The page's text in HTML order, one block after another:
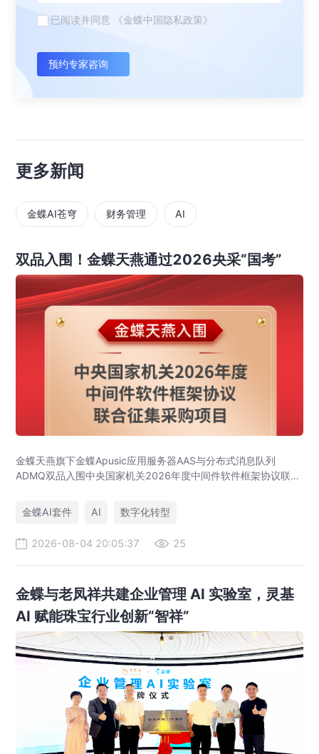
已阅读并同意 《金蝶中国隐私政策》
预约专家咨询
更多新闻
金蝶AI苍穹 财务管理 AI
双品入围！金蝶天燕通过2026央采“国考”
金蝶天燕旗下金蝶Apusic应用服务器AAS与分布式消息队列
ADMQ双品入围中央国家机关2026年度中间件软件框架协议联合
控实力。
金蝶AI套件 AI 数字化转型
2026-08-04 20:05:37 25
金蝶与老凤祥共建企业管理 AI 实验室，灵基
AI 赋能珠宝行业创新“智祥”